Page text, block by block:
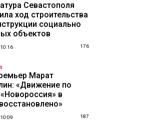
Севастополя
ход строительства
социально
объектов
176
Марат
«Движение по
в
187